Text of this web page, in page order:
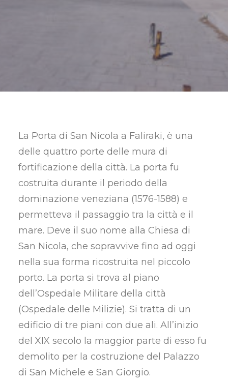
La Porta di San Nicola a Faliraki, è una
delle quattro porte delle mura di
fortificazione della città. La porta fu
costruita durante il periodo della
dominazione veneziana (1576-1588) e
permetteva il passaggio tra la città e il
mare. Deve il suo nome alla Chiesa di
San Nicola, che sopravvive fino ad oggi
nella sua forma ricostruita nel piccolo
porto. La porta si trova al piano
dell’Ospedale Militare della città
(Ospedale delle Milizie). Si tratta di un
edificio di tre piani con due ali. All’inizio
del XIX secolo la maggior parte di esso fu
demolito per la costruzione del Palazzo
di San Michele e San Giorgio.